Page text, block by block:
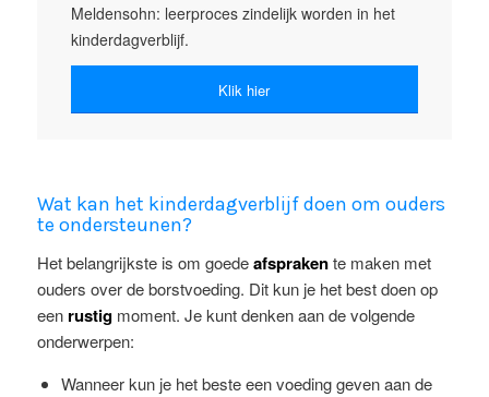
Meldensohn: leerproces zindelijk worden in het
kinderdagverblijf.
Klik hier
Wat kan het kinderdagverblijf doen om ouders
te ondersteunen?
Het belangrijkste is om goedeafsprakente maken met
ouders over de borstvoeding. Dit kun je het best doen op
een rustigmoment. Je kunt denken aan de volgende
onderwerpen:
Wanneer kun je het beste een voeding geven aan de